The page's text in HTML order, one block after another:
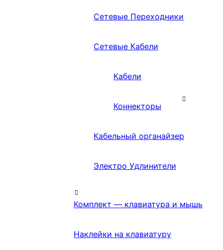
Сетевые Переходники
Сетевые Кабели
Кабели
Коннекторы
Кабельный органайзер
Электро Удлинители
Комплект — клавиатура и мышь
Наклейки на клавиатуру